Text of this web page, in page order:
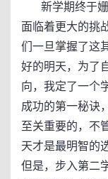
新学期终于姗
面临着更大的挑
们一旦掌握了这
好的明天，为了
向，我定了一个
成功的第一秘诀
至关重要的，不
天才是最明智的
但是，步入第二